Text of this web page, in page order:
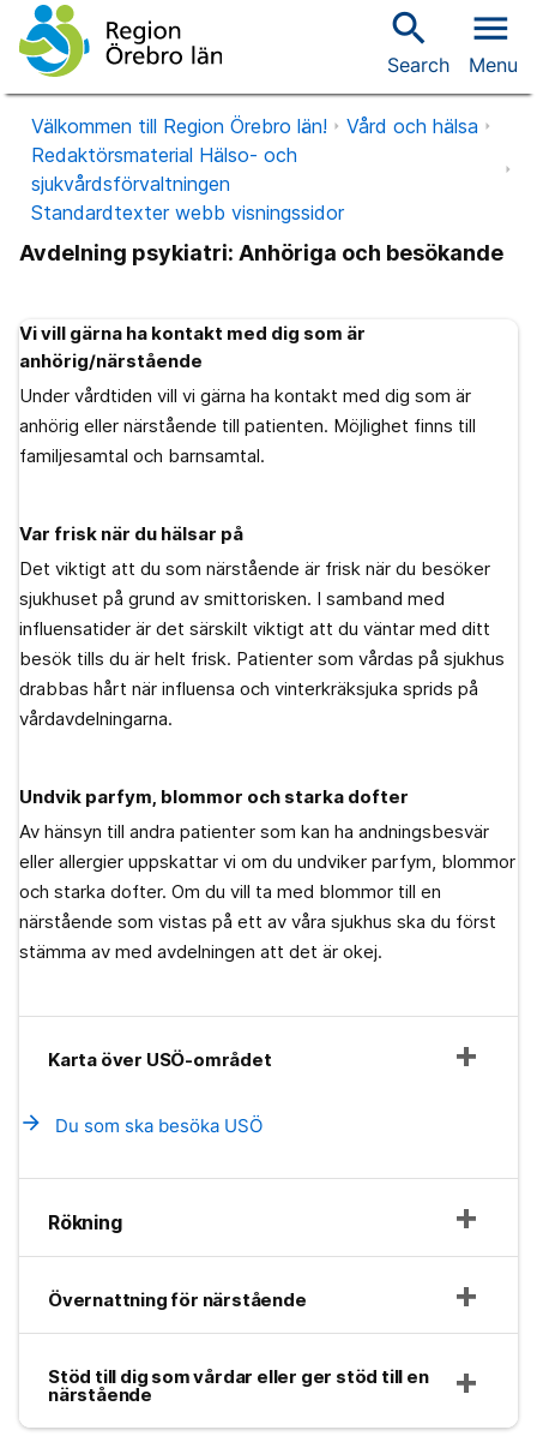
search
Search
menu
Menu
Välkommen till Region Örebro län!
Vård och hälsa
Redaktörsmaterial Hälso- och
sjukvårdsförvaltningen
Standardtexter webb visningssidor
Avdelning psykiatri: Anhöriga och besökande
Vi vill gärna ha kontakt med dig som är
anhörig/närstående
Under vårdtiden vill vi gärna ha kontakt med dig som är
anhörig eller närstående till patienten. Möjlighet finns till
familjesamtal och barnsamtal.
Var frisk när du hälsar på
Det viktigt att du som närstående är frisk när du besöker
sjukhuset på grund av smittorisken. I samband med
influensatider är det särskilt viktigt att du väntar med ditt
besök tills du är helt frisk. Patienter som vårdas på sjukhus
drabbas hårt när influensa och vinterkräksjuka sprids på
vårdavdelningarna.
Undvik parfym, blommor och starka dofter
Av hänsyn till andra patienter som kan ha andningsbesvär
eller allergier uppskattar vi om du undviker parfym, blommor
och starka dofter. Om du vill ta med blommor till en
närstående som vistas på ett av våra sjukhus ska du först
stämma av med avdelningen att det är okej.
Karta över USÖ-området
arrow_forward Du som ska besöka USÖ
Rökning
Övernattning för närstående
Stöd till dig som vårdar eller ger stöd till en
närstående